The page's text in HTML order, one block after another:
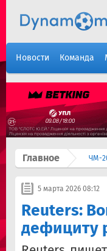
Новости Команда
Главное ЧМ-
5 марта 2026 08:12
Reuters:
дефициту